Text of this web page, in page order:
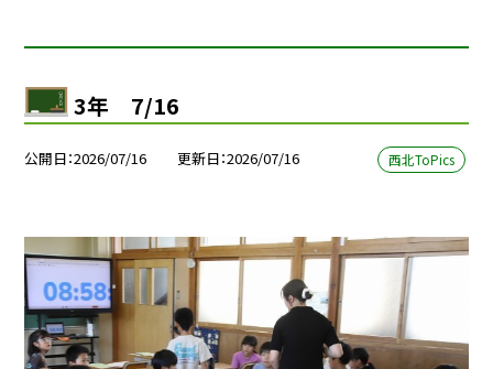
3年 7/16
公開日 2026/07/16 更新日 2026/07/16 西北ToPics